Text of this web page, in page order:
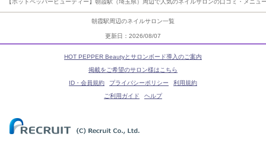
朝霞駅周辺のネイルサロン一覧
更新日：2026/08/07
HOT PEPPER Beautyとサロンボード導入のご案内
掲載をご希望のサロン様はこちら
ID・会員規約
プライバシーポリシー
利用規約
ご利用ガイド
ヘルプ